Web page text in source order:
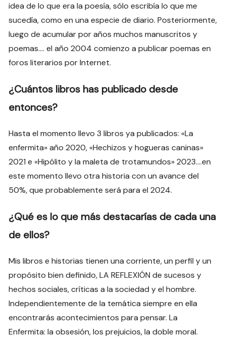
idea de lo que era la poesía, sólo escribía lo que me
sucedía, como en una especie de diario. Posteriormente,
luego de acumular por años muchos manuscritos y
poemas…. el año 2004 comienzo a publicar poemas en
foros literarios por Internet.
¿Cuántos libros has publicado desde
entonces?
Hasta el momento llevo 3 libros ya publicados: «La
enfermita» año 2020, «Hechizos y hogueras caninas»
2021 e «Hipólito y la maleta de trotamundos» 2023….en
este momento llevo otra historia con un avance del
50%, que probablemente será para el 2024.
¿Qué es lo que más destacarías de cada una
de ellos?
Mis libros e historias tienen una corriente, un perfil y un
propósito bien definido, LA REFLEXIÓN de sucesos y
hechos sociales, críticas a la sociedad y el hombre.
Independientemente de la temática siempre en ella
encontrarás acontecimientos para pensar. La
Enfermita: la obsesión, los prejuicios, la doble moral.